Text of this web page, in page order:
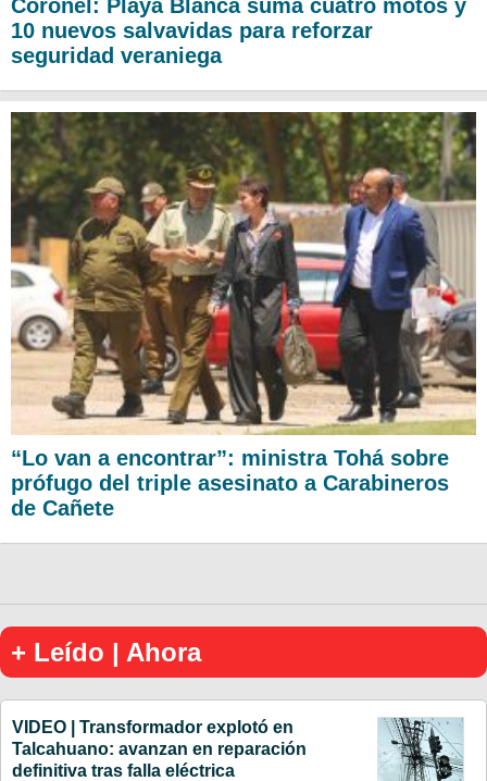
Coronel: Playa Blanca suma cuatro motos y
10 nuevos salvavidas para reforzar
seguridad veraniega
“Lo van a encontrar”: ministra Tohá sobre
prófugo del triple asesinato a Carabineros
de Cañete
+ Leído | Ahora
VIDEO | Transformador explotó en
Talcahuano: avanzan en reparación
definitiva tras falla eléctrica